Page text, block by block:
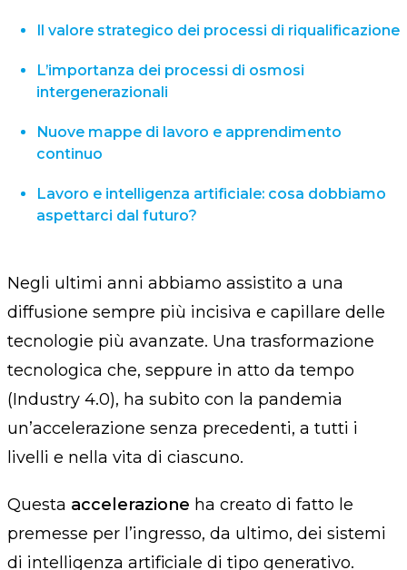
Il valore strategico dei processi di riqualificazione
L’importanza dei processi di osmosi
intergenerazionali
Nuove mappe di lavoro e apprendimento
continuo
Lavoro e intelligenza artificiale: cosa dobbiamo
aspettarci dal futuro?
Negli ultimi anni abbiamo assistito a una
diffusione sempre più incisiva e capillare delle
tecnologie più avanzate. Una trasformazione
tecnologica che, seppure in atto da tempo
(Industry 4.0), ha subito con la pandemia
un’accelerazione senza precedenti, a tutti i
livelli e nella vita di ciascuno.
Questa accelerazione ha creato di fatto le
premesse per l’ingresso, da ultimo, dei sistemi
di intelligenza artificiale di tipo generativo.